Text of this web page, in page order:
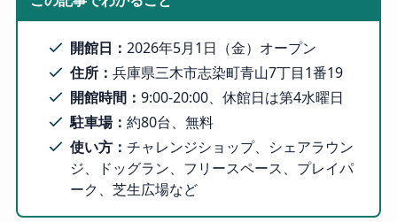
開館日：2026年5月1日（金）オープン
住所：兵庫県三木市志染町青山7丁目1番19
開館時間：9:00-20:00、休館日は第4水曜日
駐車場：約80台、無料
使い方：チャレンジショップ、シェアラウン
ジ、ドッグラン、フリースペース、プレイパ
ーク、芝生広場など